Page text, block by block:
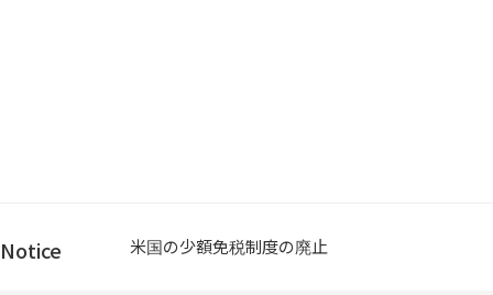
Notice
米国の少額免税制度の廃止